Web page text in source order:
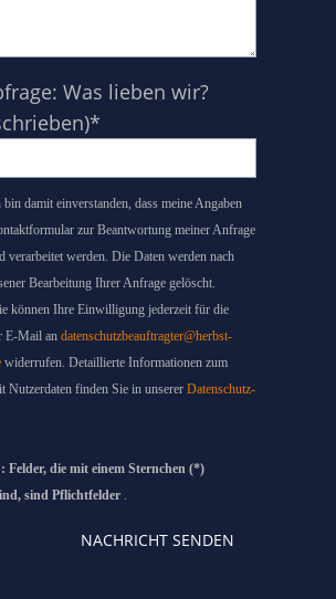
Was lieben wir?
bin damit einverstanden, dass meine Angaben
zur Beantwortung meiner Anfrage
verarbeitet werden. Die Daten werden nach
Bearbeitung Ihrer Anfrage gelöscht.
können Ihre Einwilligung jederzeit für die
E-Mail andatenschutzbeauftragter@herbst-
widerrufen. Detaillierte Informationen zum
Nutzerdaten finden Sie in unsererDatenschutz-
die mit einem Sternchen (*)
sind Pflichtfelder .
NACHRICHT SENDEN